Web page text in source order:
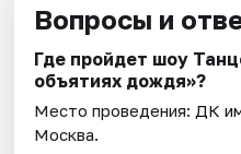
Вопросы и
Где пройдет шоу
объятиях дождя»?
Место проведения: ДК
Москва.